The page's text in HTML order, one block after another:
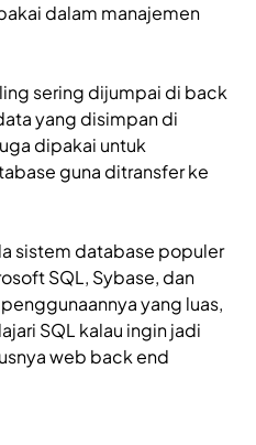
dalam manajemen
sering dijumpai di back
yang disimpan di
dipakai untuk
guna ditransfer ke
sistem database populer
SQL, Sybase, dan
yang luas,
SQL kalau ingin jadi
web back end